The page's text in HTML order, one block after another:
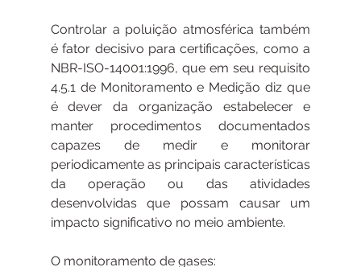
Controlar a poluição atmosférica também
é fator decisivo para certificações, como a
NBR-ISO-14001:1996, que em seu requisito
4.5.1 de Monitoramento e Medição diz que
é dever da organização estabelecer e
manter procedimentos documentados
capazes de medir e monitorar
periodicamente as principais características
da operação ou das atividades
desenvolvidas que possam causar um
impacto significativo no meio ambiente.
O monitoramento de gases: